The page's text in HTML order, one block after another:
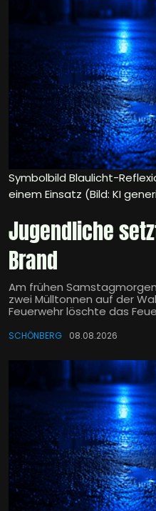
Symbolbild Blaulicht-
einem Einsatz (Bild: KI
Jugendliche
Brand
Am frühen
zwei Mülltonnen auf der
Feuerwehr löschte das
SCHÖNBERG 08.08.2026